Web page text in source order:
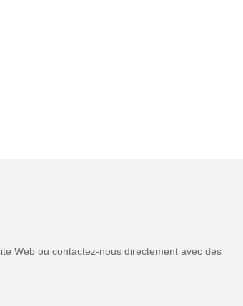
Web ou contactez-nous directement avec des